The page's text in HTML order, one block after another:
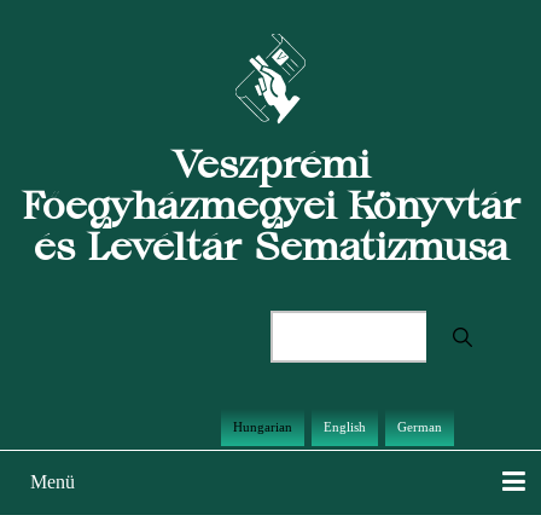
Veszprémi
Főegyházmegyei Könyvtár
és Levéltár Sematizmusa
Hungarian English German
Main
Menü